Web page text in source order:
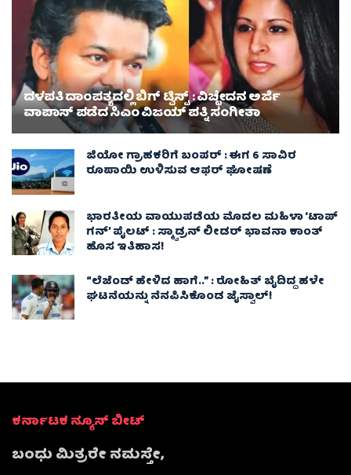
ದಳಪತಿ ದಾಂಪತ್ಯದಲ್ಲಿ ಬಿಗ್ ಟ್ವಿಸ್ಟ್ : ವಿಚ್ಛೇದನ ಅರ್ಜಿ
ವಾಪಾಸ್‌ ಪಡೆದ ಸಿಎಂ ವಿಜಯ್ ಪತ್ನಿ ಸಂಗೀತಾ‌
ಜಿಯೋ ಗ್ರಾಹಕರಿಗೆ ಬಂಪರ್ : ಈಗ 6 ಸಾವಿರ
ರೂಪಾಯಿ ಉಳಿಸುವ ಆಫರ್ ಘೋಷಣೆ
ಭಾರತೀಯ ವಾಯುಪಡೆಯ ಮೊದಲ ಮಹಿಳಾ ‘ಟಾಪ್
ಗನ್’ ಪೈಲಟ್ : ಸ್ಕ್ವಾಡ್ರನ್ ಲೀಡರ್ ಭಾವನಾ ಕಾಂತ್
ಹೊಸ ಇತಿಹಾಸ!
“ಲೆಜೆಂಡ್ ಹೇಳಿದ ಹಾಗೆ..” : ರೋಹಿತ್ ಬೈದಿದ್ದ ಹಳೇ
ಘಟನೆಯನ್ನು ನೆನಪಿಸಿಕೊಂಡ ಜೈಸ್ವಾಲ್!
ಕರ್ನಾಟಕ ನ್ಯೂಸ್ ಬೀಟ್
ಬಂಧು ಮಿತ್ರರೇ ನಮಸ್ತೇ,